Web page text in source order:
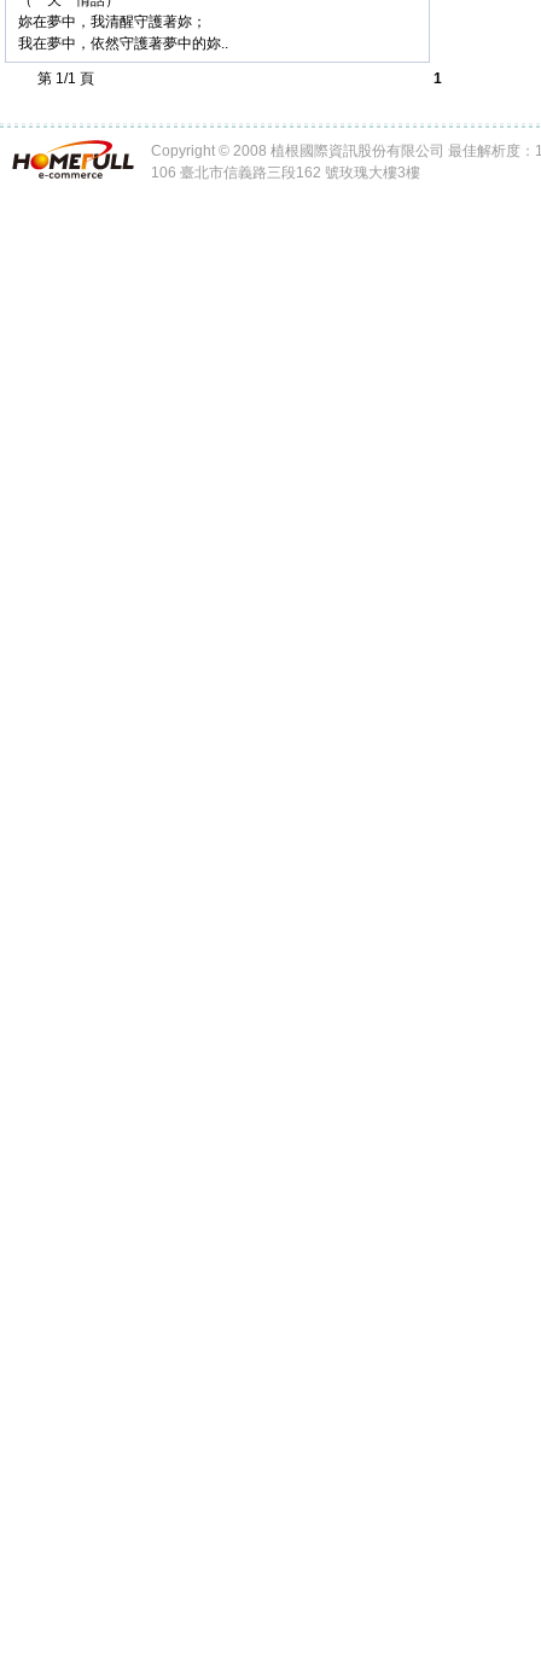
妳在夢中，我清醒守護著妳；
我在夢中，依然守護著夢中的妳..
第 1/1 頁 1
Copyright © 2008 植根國際資訊股份有限公司 最佳解析度：
106 臺北市信義路三段162 號玫瑰大樓3樓